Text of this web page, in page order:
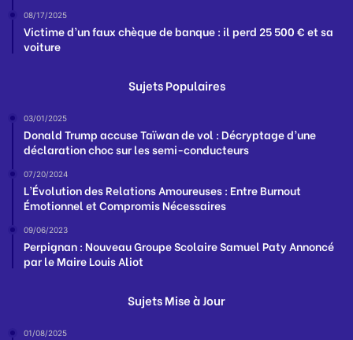
08/17/2025
Victime d’un faux chèque de banque : il perd 25 500 € et sa
voiture
Sujets Populaires
03/01/2025
Donald Trump accuse Taïwan de vol : Décryptage d’une
déclaration choc sur les semi-conducteurs
07/20/2024
L’Évolution des Relations Amoureuses : Entre Burnout
Émotionnel et Compromis Nécessaires
09/06/2023
Perpignan : Nouveau Groupe Scolaire Samuel Paty Annoncé
par le Maire Louis Aliot
Sujets Mise à Jour
01/08/2025